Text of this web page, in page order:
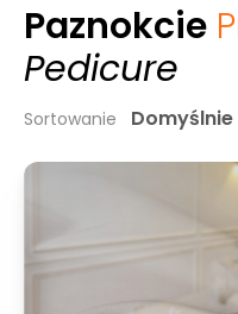
Paznokcie
Pedicure
Sortowanie Domyślnie